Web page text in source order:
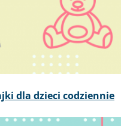
dla dzieci codziennie